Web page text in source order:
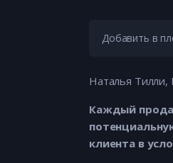
Добавить в
Наталья Тилли,
Каждый
клиента в